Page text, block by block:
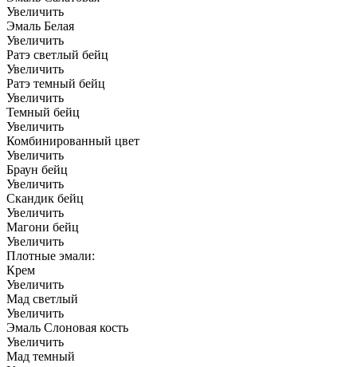
Увеличить
Эмаль Белая
Увеличить
Ратэ светлый бейц
Увеличить
Ратэ темный бейц
Увеличить
Темный бейц
Увеличить
Комбинированный цвет
Увеличить
Браун бейц
Увеличить
Скандик бейц
Увеличить
Магони бейц
Увеличить
Плотные эмали:
Крем
Увеличить
Мад светлый
Увеличить
Эмаль Слоновая кость
Увеличить
Мад темный